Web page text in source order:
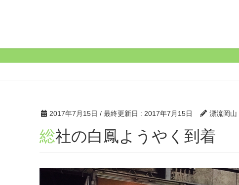
2017年7月15日 / 最終更新日 : 2017年7月15日 漂流岡山
総社の白鳳ようやく到着